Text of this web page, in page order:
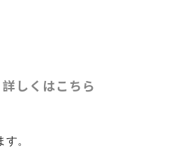
詳しくはこちら
。